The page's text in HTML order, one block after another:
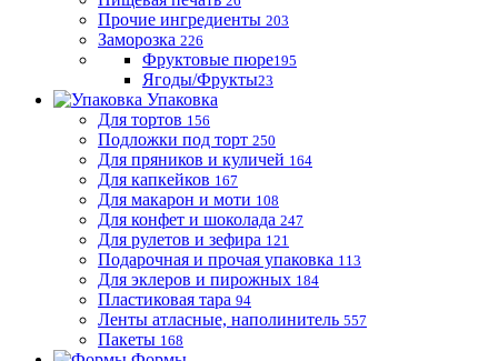
Прочие ингредиенты 203
Заморозка 226
Фруктовые пюре195
Ягоды/Фрукты23
Упаковка
Для тортов 156
Подложки под торт 250
Для пряников и куличей 164
Для капкейков 167
Для макарон и моти 108
Для конфет и шоколада 247
Для рулетов и зефира 121
Подарочная и прочая упаковка 113
Для эклеров и пирожных 184
Пластиковая тара 94
Ленты атласные, наполинитель 557
Пакеты 168